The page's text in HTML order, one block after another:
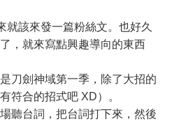
就該來發一篇粉絲文。也好久
，就來寫點興趣導向的東西
刀劍神域第一季，除了大招的
符合的招式吧 XD）。
聽台詞，把台詞打下來，然後